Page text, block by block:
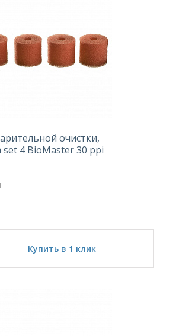
очистки,
4 BioMaster 30 ppi
Купить в 1 клик